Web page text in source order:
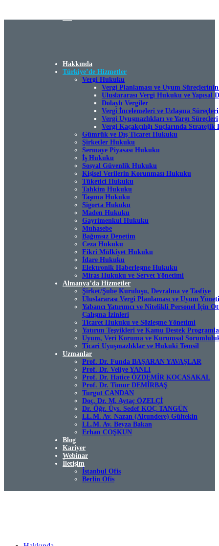
Hakkında
Türkiye’de Hizmetler
Vergi Hukuku
Vergi Planlaması ve Uyum
Uluslararası Vergi Hukuku ve Yapısal
Dolaylı Vergiler
Vergi İncelemeleri ve Uzlaşma Süreçleri
Vergi Uyuşmazlıkları ve Yargı Süreçleri
Vergi Kaçakçılığı Suçlarında Stratejik
Gümrük ve Dış Ticaret Hukuku
Şirketler Hukuku
Sermaye Piyasası Hukuku
İş Hukuku
Sosyal Güvenlik Hukuku
Kişisel Verilerin Korunması Hukuku
Tüketici Hukuku
Tahkim Hukuku
Taşıma Hukuku
Sigorta Hukuku
Maden Hukuku
Gayrimenkul Hukuku
Muhasebe
Bağımsız Denetim
Ceza Hukuku
Fikri Mülkiyet Hukuku
İdare Hukuku
Elektronik Haberleşme Hukuku
Miras Hukuku ve Servet Yönetimi
Almanya’da Hizmetler
Şirket/Şube Kuruluşu, Devralma ve Tasfiye
Uluslararası Vergi Planlaması ve Uyum
Yabancı Yatırımcı ve Nitelikli Personel İçin
Çalışma İzinleri
Ticaret Hukuku ve Sözleşme Yönetimi
Yatırım Teşvikleri ve Kamu Destek
Uyum, Veri Koruma ve Kurumsal
Ticari Uyuşmazlıklar ve Hukuki Temsil
Uzmanlar
Prof. Dr. Funda BAŞARAN YAVAŞLAR
Prof. Dr. Veliye YANLI
Prof. Dr. Hatice ÖZDEMİR KOCASAKAL
Prof. Dr. Timur DEMİRBAŞ
Turgut CANDAN
Doç. Dr. M. Aytaç ÖZELÇİ
Dr. Öğr. Üys. Sedef KOÇ TANGÜN
LL.M. Av. Nazan (Altundere) Gültekin
LL.M. Av. Beyza Bakan
Erhan COŞKUN
Blog
Kariyer
Webinar
İletişim
İstanbul Ofis
Berlin Ofis